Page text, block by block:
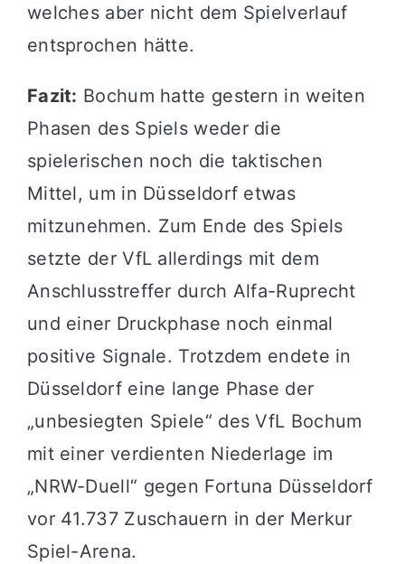
welches aber nicht dem Spielverlauf
entsprochen hätte.
Fazit: Bochum hatte gestern in weiten
Phasen des Spiels weder die
spielerischen noch die taktischen
Mittel, um in Düsseldorf etwas
mitzunehmen. Zum Ende des Spiels
setzte der VfL allerdings mit dem
Anschlusstreffer durch Alfa-Ruprecht
und einer Druckphase noch einmal
positive Signale. Trotzdem endete in
Düsseldorf eine lange Phase der
„unbesiegten Spiele“ des VfL Bochum
mit einer verdienten Niederlage im
„NRW-Duell“ gegen Fortuna Düsseldorf
vor 41.737 Zuschauern in der Merkur
Spiel-Arena.